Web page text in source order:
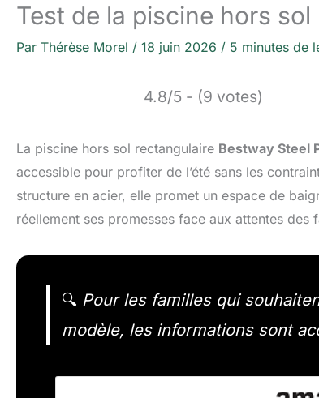
Test de la piscine hors
Par Thérèse Morel / 18 juin 2026 / 5 minutes de
4.8/5 - (9 votes)
La piscine hors sol rectangulaire Bestway Steel
accessible pour profiter de l’été sans les
structure en acier, elle promet un espace de
réellement ses promesses face aux attentes
🔍 Pour les familles qui
modèle, les informations sont